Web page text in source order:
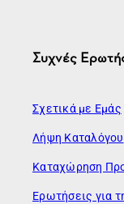
Συχνές
Σχετικά με Εμάς
Λήψη Καταλόγου
Καταχώρηση
Ερωτήσεις για